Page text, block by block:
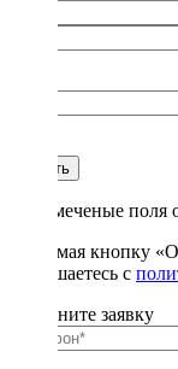
Купить
* - отмеченые поля
Нажимая кнопку
соглашаетесь с
Заполните заявку